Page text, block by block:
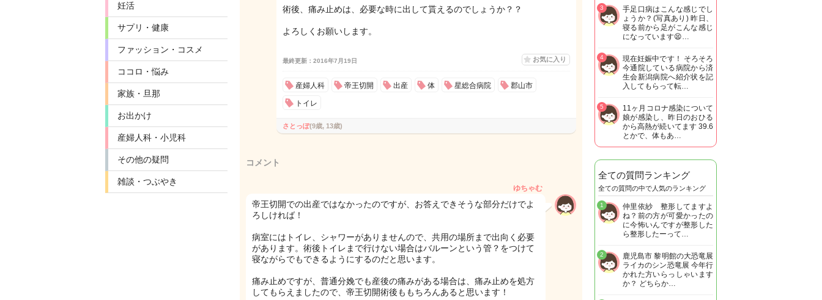
妊活
サプリ・健康
ファッション・コスメ
ココロ・悩み
家族・旦那
お出かけ
産婦人科・小児科
その他の疑問
雑談・つぶやき
術後、痛み止めは、必要な時に出して貰えるのでしょうか？？
よろしくお願いします。
最終更新：2016年7月19日 お気に入り
産婦人科 帝王切開 出産 体 星総合病院 郡山市
トイレ
さとっぽ(9歳, 13歳)
コメント
ゆちゃむ
帝王切開での出産ではなかったのですが、お答えできそうな部分だけでよ
ろしければ！
病室にはトイレ、シャワーがありませんので、共用の場所まで出向く必要
があります。術後トイレまで行けない場合はバルーンという管？をつけて
寝ながらでもできるようにするのだと思います。
痛み止めですが、普通分娩でも産後の痛みがある場合は、痛み止めを処方
してもらえましたので、帝王切開術後ももちろんあると思います！
手足口病はこんな感じでし
ょうか？(写真あり) 昨日、
寝る前から足がこんな感じ
になっています😫…
3
現在妊娠中です！ そろそろ
今通院している病院から済
生会新潟病院へ紹介状を記
入してもらって転…
4
11ヶ月コロナ感染について
娘が感染し、昨日のおひる
から高熱が続いてます 39.6
とかで、体もあ…
5
全ての質問ランキング
全ての質問の中で人気のランキング
仲里依紗 整形してますよ
ね？前の方が可愛かったの
に今怖いんですが整形した
ら整形したーって…
1
鹿児島市 黎明館の大恐竜展
ライカのシン恐竜展 今年行
かれた方いらっしゃいます
か？ どちらか…
2